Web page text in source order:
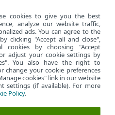
cookies to give you the best
analyze our website traffic,
ads. You can agree to the
clicking "Accept all and close",
cookies by choosing "Accept
adjust your cookie settings by
You also have the right to
change your cookie preferences
cookies" link in our website
settings (if available). For more
Policy.